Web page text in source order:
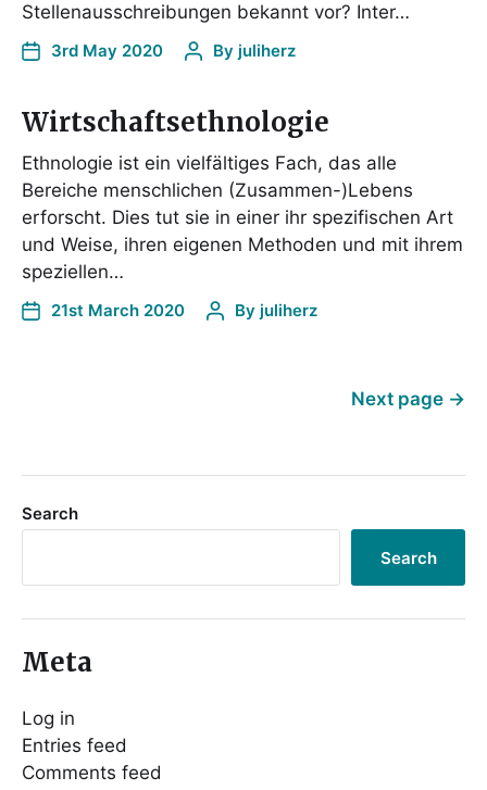
Stellenausschreibungen bekannt vor? Inter…
3rd May 2020 By juliherz
Wirtschaftsethnologie
Ethnologie ist ein vielfältiges Fach, das alle
Bereiche menschlichen (Zusammen-)Lebens
erforscht. Dies tut sie in einer ihr spezifischen Art
und Weise, ihren eigenen Methoden und mit ihrem
speziellen…
21st March 2020 By juliherz
Next page →
Search
Search
Meta
Log in
Entries feed
Comments feed